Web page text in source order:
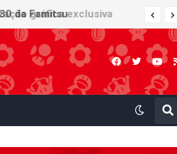
gráfica exclusiva